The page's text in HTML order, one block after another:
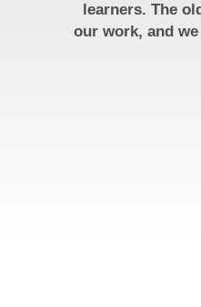
learners. The
our work, and